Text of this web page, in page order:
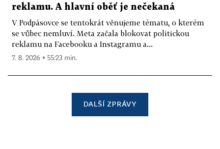
reklamu. A hlavní oběť je nečekaná
V Podpásovce se tentokrát věnujeme tématu, o kterém
se vůbec nemluví. Meta začala blokovat politickou
reklamu na Facebooku a Instagramu a...
7. 8. 2026 ▪ 55:23 min.
DALŠÍ ZPRÁVY